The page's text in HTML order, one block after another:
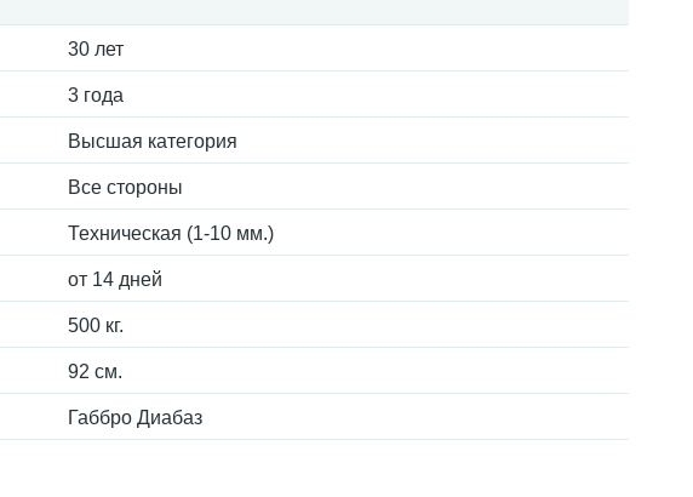
30 лет
3 года
Высшая категория
Все стороны
Техническая (1-10 мм.)
от 14 дней
500 кг.
92 см.
Габбро Диабаз